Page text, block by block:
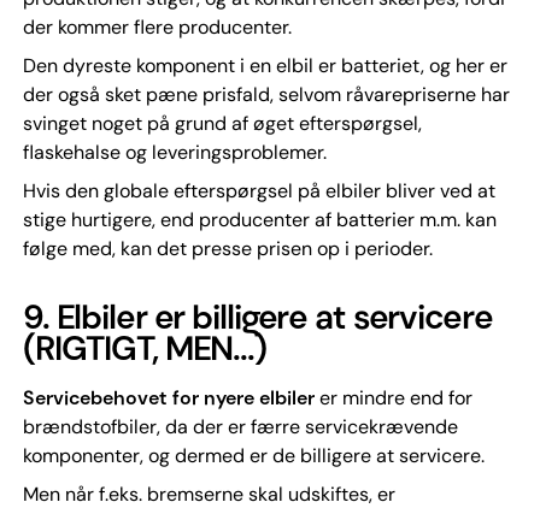
der kommer flere producenter.
Den dyreste komponent i en elbil er batteriet, og her er
der også sket pæne prisfald, selvom råvarepriserne har
svinget noget på grund af øget efterspørgsel,
flaskehalse og leveringsproblemer.
Hvis den globale efterspørgsel på elbiler bliver ved at
stige hurtigere, end producenter af batterier m.m. kan
følge med, kan det presse prisen op i perioder.
9. Elbiler er billigere at servicere
(RIGTIGT, MEN...)
Servicebehovet for nyere elbilerer mindre end for
brændstofbiler, da der er færre servicekrævende
komponenter, og dermed er de billigere at servicere.
Men når f.eks. bremserne skal udskiftes, er